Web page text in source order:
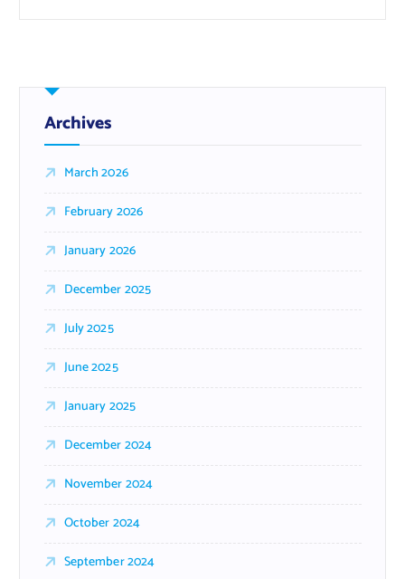
Archives
March 2026
February 2026
January 2026
December 2025
July 2025
June 2025
January 2025
December 2024
November 2024
October 2024
September 2024